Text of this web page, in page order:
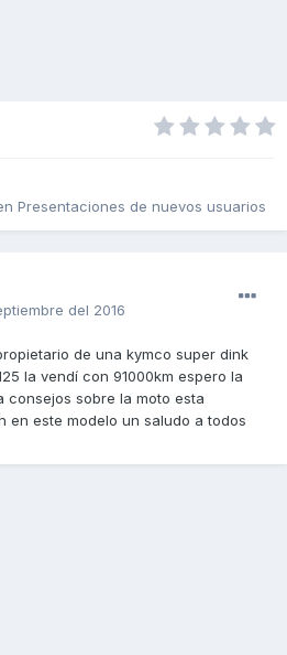
Presentaciones de nuevos usuarios
del 2016
de una kymco super dink
la vendí con 91000km espero la
consejos sobre la moto esta
en este modelo un saludo a todos